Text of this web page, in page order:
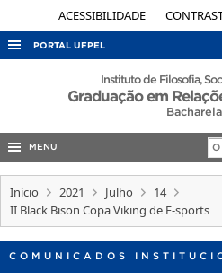
ACESSIBILIDADE
PORTAL UFPEL
ACESSO À INFORMAÇÃO
EDITAIS
INTERNACIONAL
OUVIDORIA
Instituto de Filosofia,
Graduação em
MENU
Início 2021 Julho
14
II Black Bison Copa Viking de E-sports
COMUNICADOS